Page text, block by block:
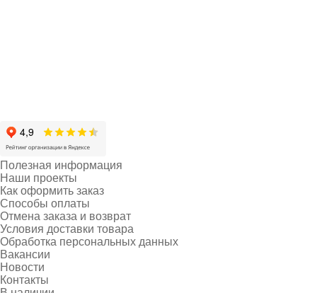
Полезная информация
Наши проекты
Как оформить заказ
Способы оплаты
Отмена заказа и возврат
Условия доставки товара
Обработка персональных данных
Вакансии
Новости
Контакты